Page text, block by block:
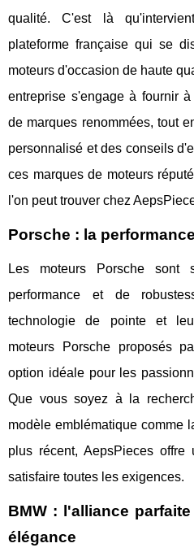
qualité. C'est là
plateforme française qui se
moteurs d'occasion de haute
entreprise s'engage à fournir
de marques renommées, tout
personnalisé et des conseils
ces marques de moteurs
l'on peut trouver chez
Porsche : la
Les moteurs Porsche sont
performance et de
technologie de pointe et
moteurs Porsche proposés
option idéale pour les
Que vous soyez à la
modèle emblématique comme
plus récent, AepsPieces offre
satisfaire toutes les exigences.
BMW : l'alliance
élégance